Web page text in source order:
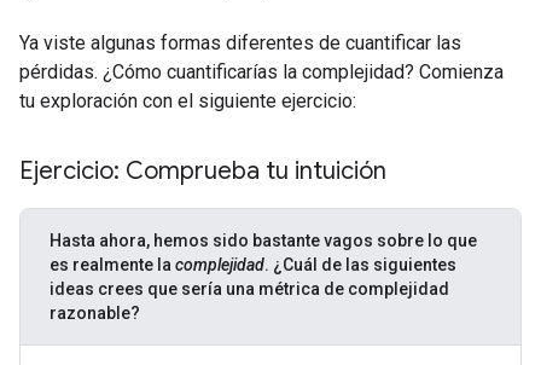
Ya viste algunas formas diferentes de cuantificar las
pérdidas. ¿Cómo cuantificarías la complejidad? Comienza
tu exploración con el siguiente ejercicio:
Ejercicio: Comprueba tu intuición
Hasta ahora, hemos sido bastante vagos sobre lo que
es realmente la complejidad. ¿Cuál de las siguientes
ideas crees que sería una métrica de complejidad
razonable?